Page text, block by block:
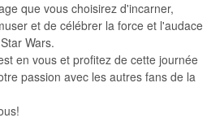
que vous choisirez d'incarner,
et de célébrer la force et l'audace
Wars.
en vous et profitez de cette journée
passion avec les autres fans de la